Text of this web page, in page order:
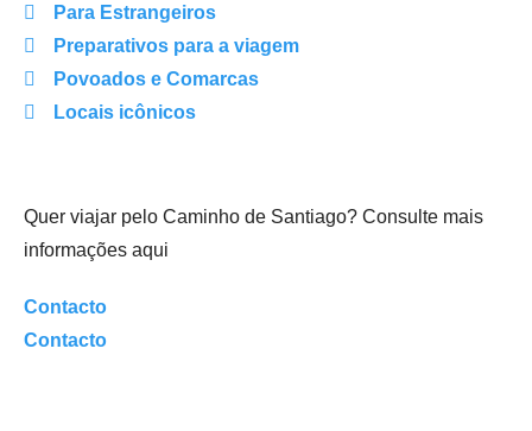
Para Estrangeiros
Preparativos para a viagem
Povoados e Comarcas
Locais icônicos
Quer viajar pelo Caminho de Santiago? Consulte mais
informações aqui
Contacto
Contacto